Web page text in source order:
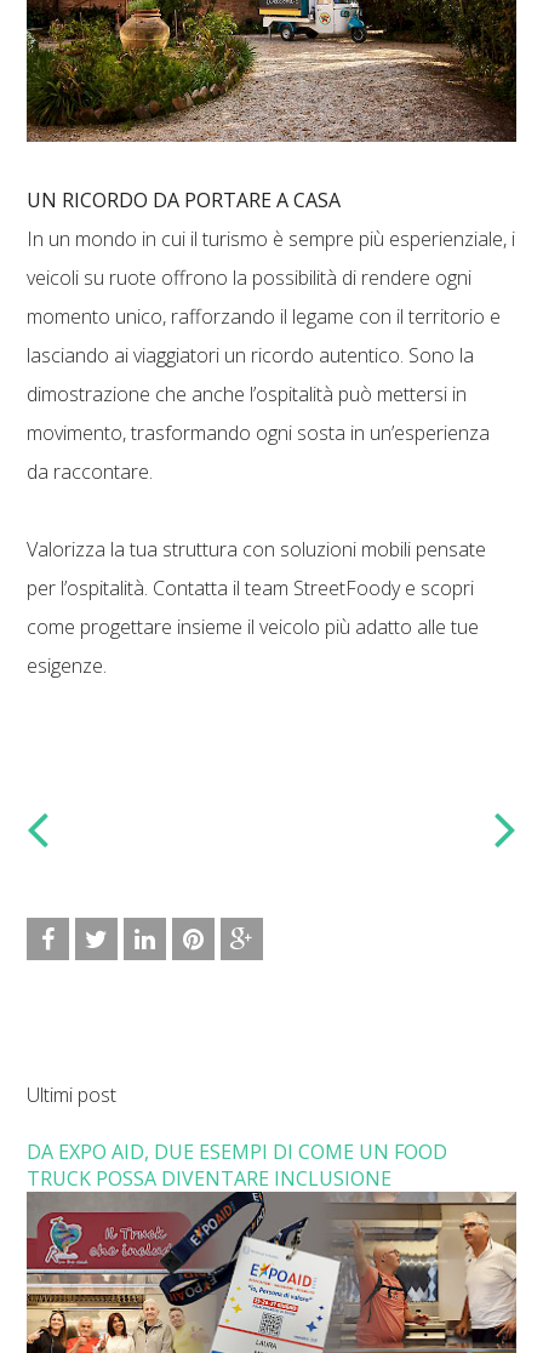
UN RICORDO DA PORTARE A CASA
In un mondo in cui il turismo è sempre più esperienziale, i
veicoli su ruote offrono la possibilità di rendere ogni
momento unico, rafforzando il legame con il territorio e
lasciando ai viaggiatori un ricordo autentico. Sono la
dimostrazione che anche l’ospitalità può mettersi in
movimento, trasformando ogni sosta in un’esperienza
da raccontare.
Valorizza la tua struttura con soluzioni mobili pensate
per l’ospitalità. Contatta il team StreetFoody e scopri
come progettare insieme il veicolo più adatto alle tue
esigenze.
Ultimi post
DA EXPO AID, DUE ESEMPI DI COME UN FOOD
TRUCK POSSA DIVENTARE INCLUSIONE